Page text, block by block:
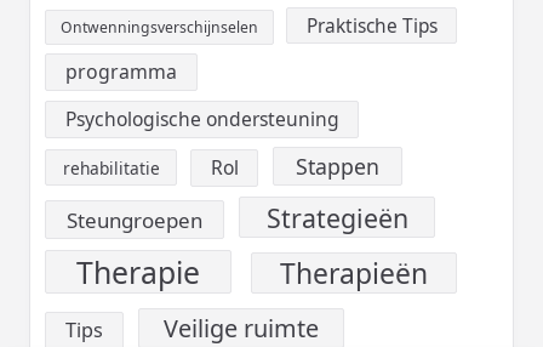
Ontwenningsverschijnselen Praktische Tips
programma
Psychologische ondersteuning
rehabilitatie Rol Stappen
Steungroepen Strategieën
Therapie Therapieën
Tips Veilige ruimte